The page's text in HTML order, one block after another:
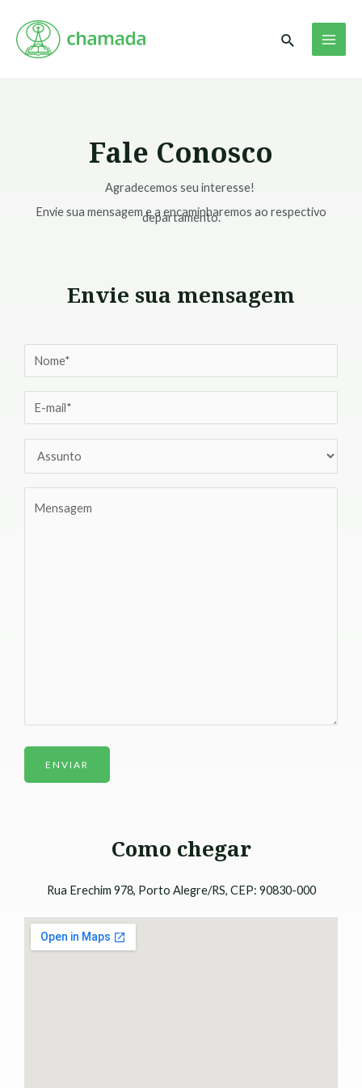
para
Pesquisar
Fale Conosco
Agradecemos seu interesse!
Envie sua mensagem e a encaminharemos ao respectivo
departamento.
Como chegar
Rua Erechim 978, Porto Alegre/RS, CEP: 90830-000
Envie sua mensagem